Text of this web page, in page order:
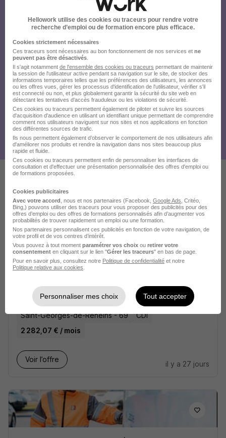
Ces offres pourraient aussi
vous intéresser
Groupe RDS
Saint-Georges-de-Reneins - 69
CDI
2 282,07 € / mois
Voir l’offre
il y a 27 jours
Hellowork utilise des cookies ou traceurs pour rendre votre
recherche d’emploi ou de formation encore plus efficace.
Cookies strictement nécessaires
Ces traceurs sont nécessaires au bon fonctionnement de nos services et ne
peuvent pas être désactivés
Il s'agit notamment de l'ensemble des cookies ou traceurs permettant de maintenir
la session de l'utilisateur active pendant sa navigation sur le site, de stocker des
informations temporaires telles que les préférences des utilisateurs, les annonces
ou les offres vues, gérer les processus d'identification de l'utilisateur, vérifier s'il
est connecté ou non, et plus globalement garantir la sécurité du site web en
détectant les tentatives d'accès frauduleux ou les violations de sécurité.
Ces cookies ou traceurs permettent également de piloter et suivre les sources
d'acquisition d'audience en utilisant un identifiant unique permettant de comprendre
comment nos utilisateurs naviguent sur nos sites et nos applications en fonction
des différentes sources de trafic.
Ils nous permettent également d’observer le comportement de nos utilisateurs afin
d'améliorer nos produits et rendre la navigation dans nos sites beaucoup plus
rapide et fluide.
Ces cookies ou traceurs permettent enfin de personnaliser les interfaces de
consultation et d'effectuer une présentation personnalisée des offres d'emploi ou
de formations proposées.
Cookies publicitaires
Avec votre accord , nous et nos partenaires (Facebook, Google Ads , Critéo,
Bing,) pouvons utiliser des traceurs pour vous proposer des publicités pour des
offres d’emploi ou des offres de formations personnalisés afin d’augmenter vos
probabilités de trouver rapidement un emploi ou une formation.
Nos partenaires personnalisent ces publicités en fonction de votre navigation, de
votre profil et de vos centres d’intérêt.
Vous pouvez à tout moment paramétrer vos choix ou retirer votre
consentement en cliquant sur le lien "Gérer les traceurs" en bas de page.
Pour en savoir plus, consultez notre Politique de confidentialité et notre
Politique relative aux cookies
Personnaliser mes choix Tout accepter